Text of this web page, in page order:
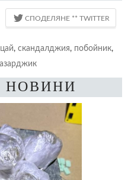
, скандалджия, побойник,
НОВИНИ